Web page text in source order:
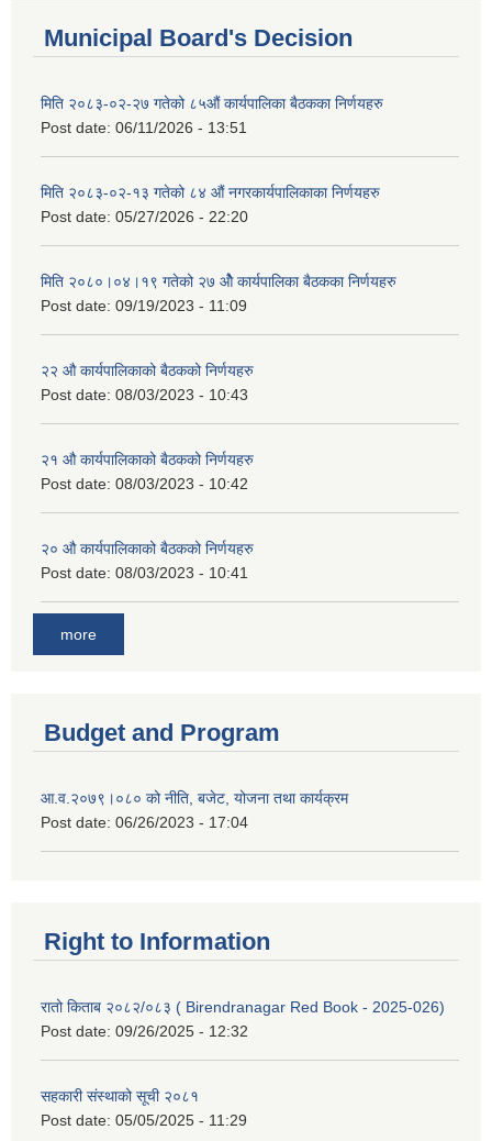
Municipal Board's Decision
मिति २०८३-०२-२७ गतेको ८५औं कार्यपालिका बैठकका निर्णयहरु
Post date: 06/11/2026 - 13:51
मिति २०८३-०२-१३ गतेको ८४ औं नगरकार्यपालिकाका निर्णयहरु
Post date: 05/27/2026 - 22:20
मिति २०८०।०४।१९ गतेको २७ ‌‍‌ओेै कार्यपालिका बैठकका निर्णयहरु
Post date: 09/19/2023 - 11:09
२‍२ औ कार्यपालिकाको बैठकको निर्णयहरु
Post date: 08/03/2023 - 10:43
२‍१ औ कार्यपालिकाको बैठकको निर्णयहरु
Post date: 08/03/2023 - 10:42
२‍० औ कार्यपालिकाको बैठकको निर्णयहरु
Post date: 08/03/2023 - 10:41
more
Budget and Program
आ.व.२०७९।०८० को नीति, बजेट, योजना तथा कार्यक्रम
Post date: 06/26/2023 - 17:04
Right to Information
रातो किताब २०८२/०८३ ( Birendranagar Red Book - 2025-026)
Post date: 09/26/2025 - 12:32
सहकारी संस्थाको सूची २०८१
Post date: 05/05/2025 - 11:29